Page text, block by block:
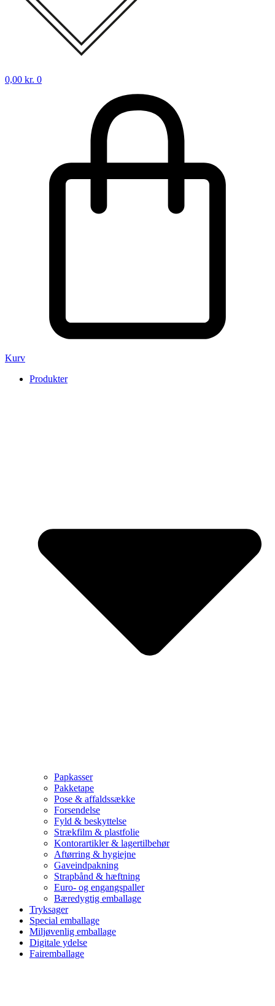
0,00 kr. 0
Kurv
Produkter
Papkasser
Pakketape
Pose & affaldssække
Forsendelse
Fyld & beskyttelse
Strækfilm & plastfolie
Kontorartikler & lagertilbehør
Aftørring & hygiejne
Gaveindpakning
Strapbånd & hæftning
Euro- og engangspaller
Bæredygtig emballage
Tryksager
Special emballage
Miljøvenlig emballage
Digitale ydelse
Fairemballage